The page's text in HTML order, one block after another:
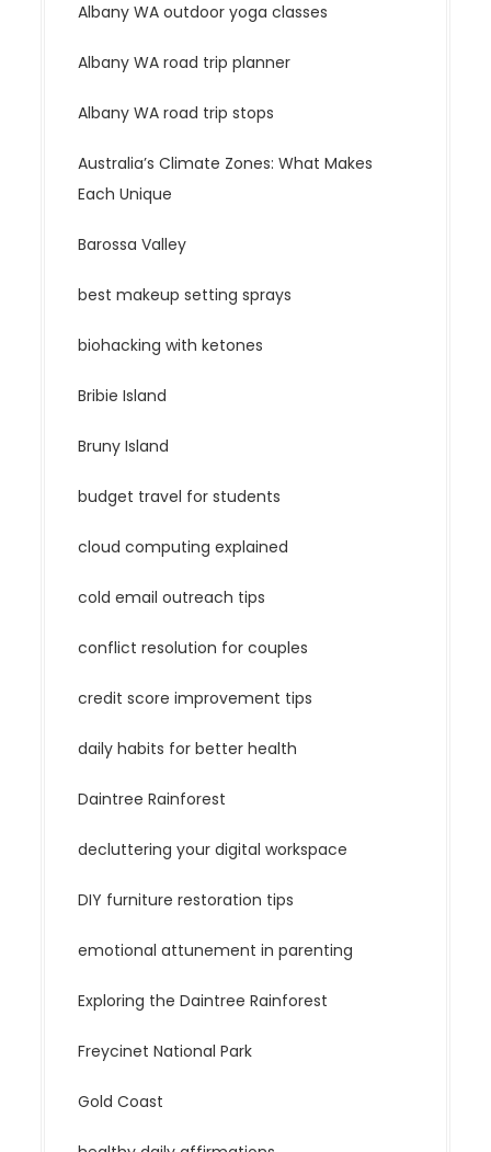
Albany WA outdoor yoga classes
Albany WA road trip planner
Albany WA road trip stops
Australia’s Climate Zones: What Makes
Each Unique
Barossa Valley
best makeup setting sprays
biohacking with ketones
Bribie Island
Bruny Island
budget travel for students
cloud computing explained
cold email outreach tips
conflict resolution for couples
credit score improvement tips
daily habits for better health
Daintree Rainforest
decluttering your digital workspace
DIY furniture restoration tips
emotional attunement in parenting
Exploring the Daintree Rainforest
Freycinet National Park
Gold Coast